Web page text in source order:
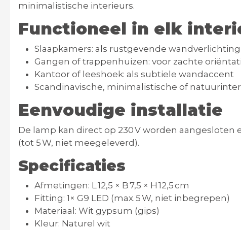
minimalistische interieurs.
Functioneel in elk
Slaapkamers: als rustgevende wandverlichting
Gangen of trappenhuizen: voor zachte
Kantoor of leeshoek: als subtiele wandaccent
Scandinavische, minimalistische of
Eenvoudige installatie
De lamp kan direct op 230 V worden aangesloten
(tot 5 W, niet meegeleverd).
Specificaties
Afmetingen: L 12,5 × B 7,5 × H 12,5 cm
Fitting: 1× G9 LED (max. 5 W, niet inbegrepen)
Materiaal : Wit gypsum (gips)
Kleur: Naturel wit